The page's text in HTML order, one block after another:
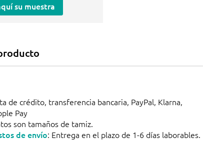
su muestra
de crédito, transferencia bancaria, PayPal, Klarna,
Pay
son tamaños de tamiz.
de envío: Entrega en el plazo de 1-6 días laborables.